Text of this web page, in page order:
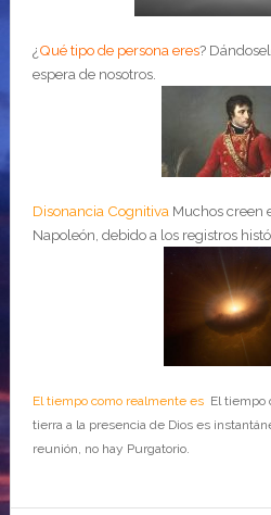
¿Qué tipo de persona eres?
espera de nosotros.
Disonancia Cognitiva Muchos creen
Napoleón, debido a los registros
El tiempo como realmente esEl tiempo
tierra a la presencia de Dios es
reunión, no hay Purgatorio.